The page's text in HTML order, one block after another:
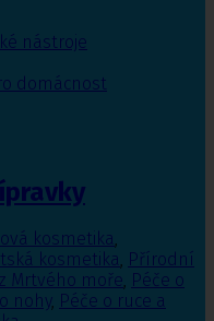
nástroje
domácnost
kosmetika,
kosmetika, Přírodní
Mrtvého moře, Péče o
nohy, Péče o ruce a